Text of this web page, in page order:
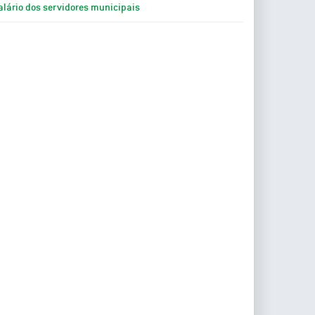
dos servidores municipais